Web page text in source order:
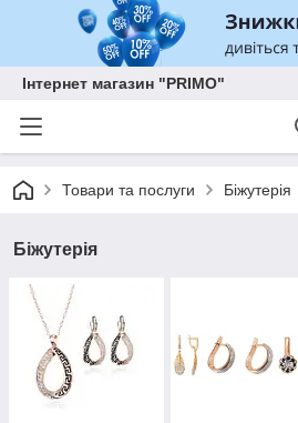
Інтернет магазин "PRIMO"
Товари та послуги Біжутерія
Біжутерія